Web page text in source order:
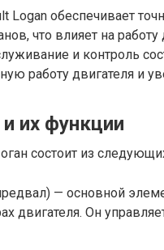
Logan обеспечивает
что влияет на работу
и контроль
работу двигателя и
их функции
состоит из
— основной
двигателя. Он